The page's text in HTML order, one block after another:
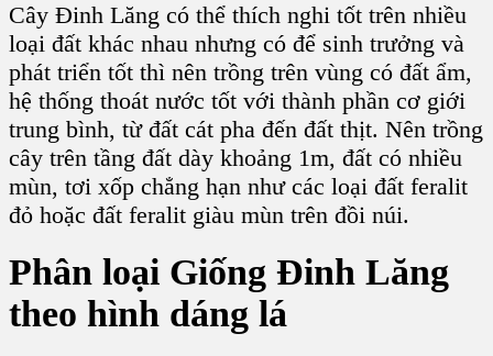
Cây Đinh Lăng có thể thích nghi tốt trên nhiều
loại đất khác nhau nhưng có để sinh trưởng và
phát triển tốt thì nên trồng trên vùng có đất ẩm,
hệ thống thoát nước tốt với thành phần cơ giới
trung bình, từ đất cát pha đến đất thịt. Nên trồng
cây trên tầng đất dày khoảng 1m, đất có nhiều
mùn, tơi xốp chẳng hạn như các loại đất feralit
đỏ hoặc đất feralit giàu mùn trên đồi núi.
Phân loại Giống Đinh Lăng
theo hình dáng lá